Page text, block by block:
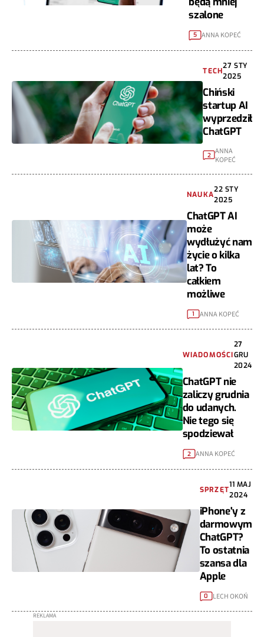
szalone
5 ANNA KOPEĆ
TECH
27 STY
2025
Chiński
startup AI
wyprzedził
ChatGPT
2 ANNA
KOPEĆ
NAUKA
22 STY
2025
ChatGPT AI
może
wydłużyć nam
życie o kilka
lat? To
całkiem
możliwe
1 ANNA KOPEĆ
WIADOMOŚCI
27
GRU
2024
ChatGPT nie
zaliczy grudnia
do udanych.
Nie tego się
spodziewał
2 ANNA KOPEĆ
SPRZĘT
11 MAJ
2024
iPhone'y z
darmowym
ChatGPT?
To ostatnia
szansa dla
Apple
0 LECH OKOŃ